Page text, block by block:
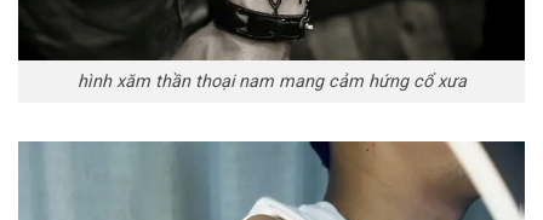
hình xăm thần thoại nam mang cảm hứng cổ xưa